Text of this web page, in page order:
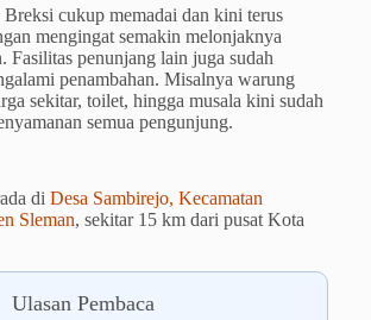
cukup memadai dan kini terus
mengingat semakin melonjaknya
Fasilitas penunjang lain juga sudah
penambahan. Misalnya warung
sekitar, toilet, hingga musala kini sudah
semua pengunjung.
di Desa Sambirejo, Kecamatan
Sleman, sekitar 15 km dari pusat Kota
Ulasan Pembaca